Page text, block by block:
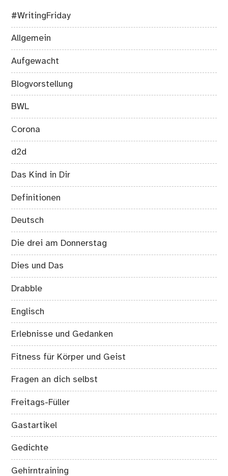
#WritingFriday
Allgemein
Aufgewacht
Blogvorstellung
BWL
Corona
d2d
Das Kind in Dir
Definitionen
Deutsch
Die drei am Donnerstag
Dies und Das
Drabble
Englisch
Erlebnisse und Gedanken
Fitness für Körper und Geist
Fragen an dich selbst
Freitags-Füller
Gastartikel
Gedichte
Gehirntraining